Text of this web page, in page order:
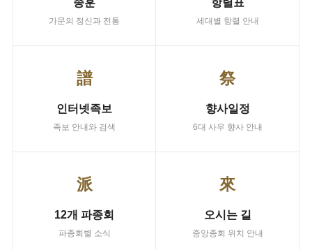
종훈
가문의 정신과 전통
항렬표
세대별 항렬 안내
譜
인터넷족보
족보 안내와 검색
祭
향사일정
6대 사우 향사 안내
派
12개 파종회
파종회별 소식
來
오시는 길
중앙종회 위치 안내